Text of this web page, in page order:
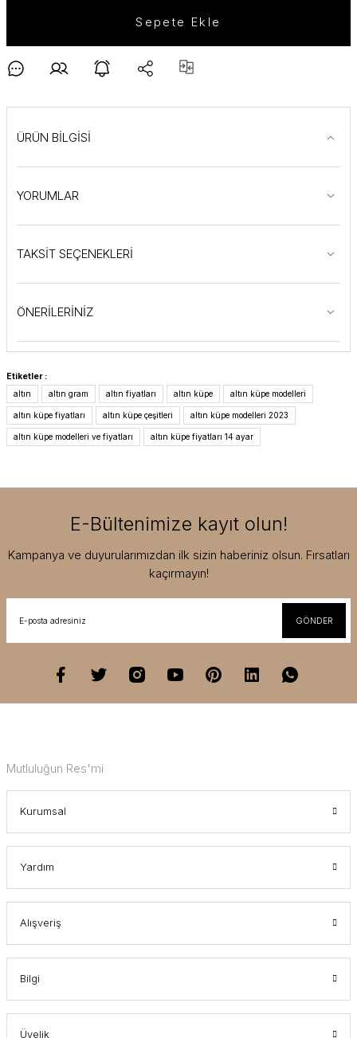
Sepete Ekle
ÜRÜN BİLGİSİ
YORUMLAR
TAKSİT SEÇENEKLERİ
ÖNERİLERİNİZ
Etiketler :
altın
altın gram altın fiyatları altın küpe altın küpe modelleri
altın küpe fiyatları altın küpe çeşitleri altın küpe modelleri 2023
altın küpe modelleri ve fiyatları altın küpe fiyatları 14 ayar
E-Bültenimize kayıt olun!
Kampanya ve duyurularımızdan ilk sizin haberiniz olsun. Fırsatları
kaçırmayın!
GÖNDER
Mutluluğun Res'mi
Kurumsal
Yardım
Alışveriş
Bilgi
Üyelik